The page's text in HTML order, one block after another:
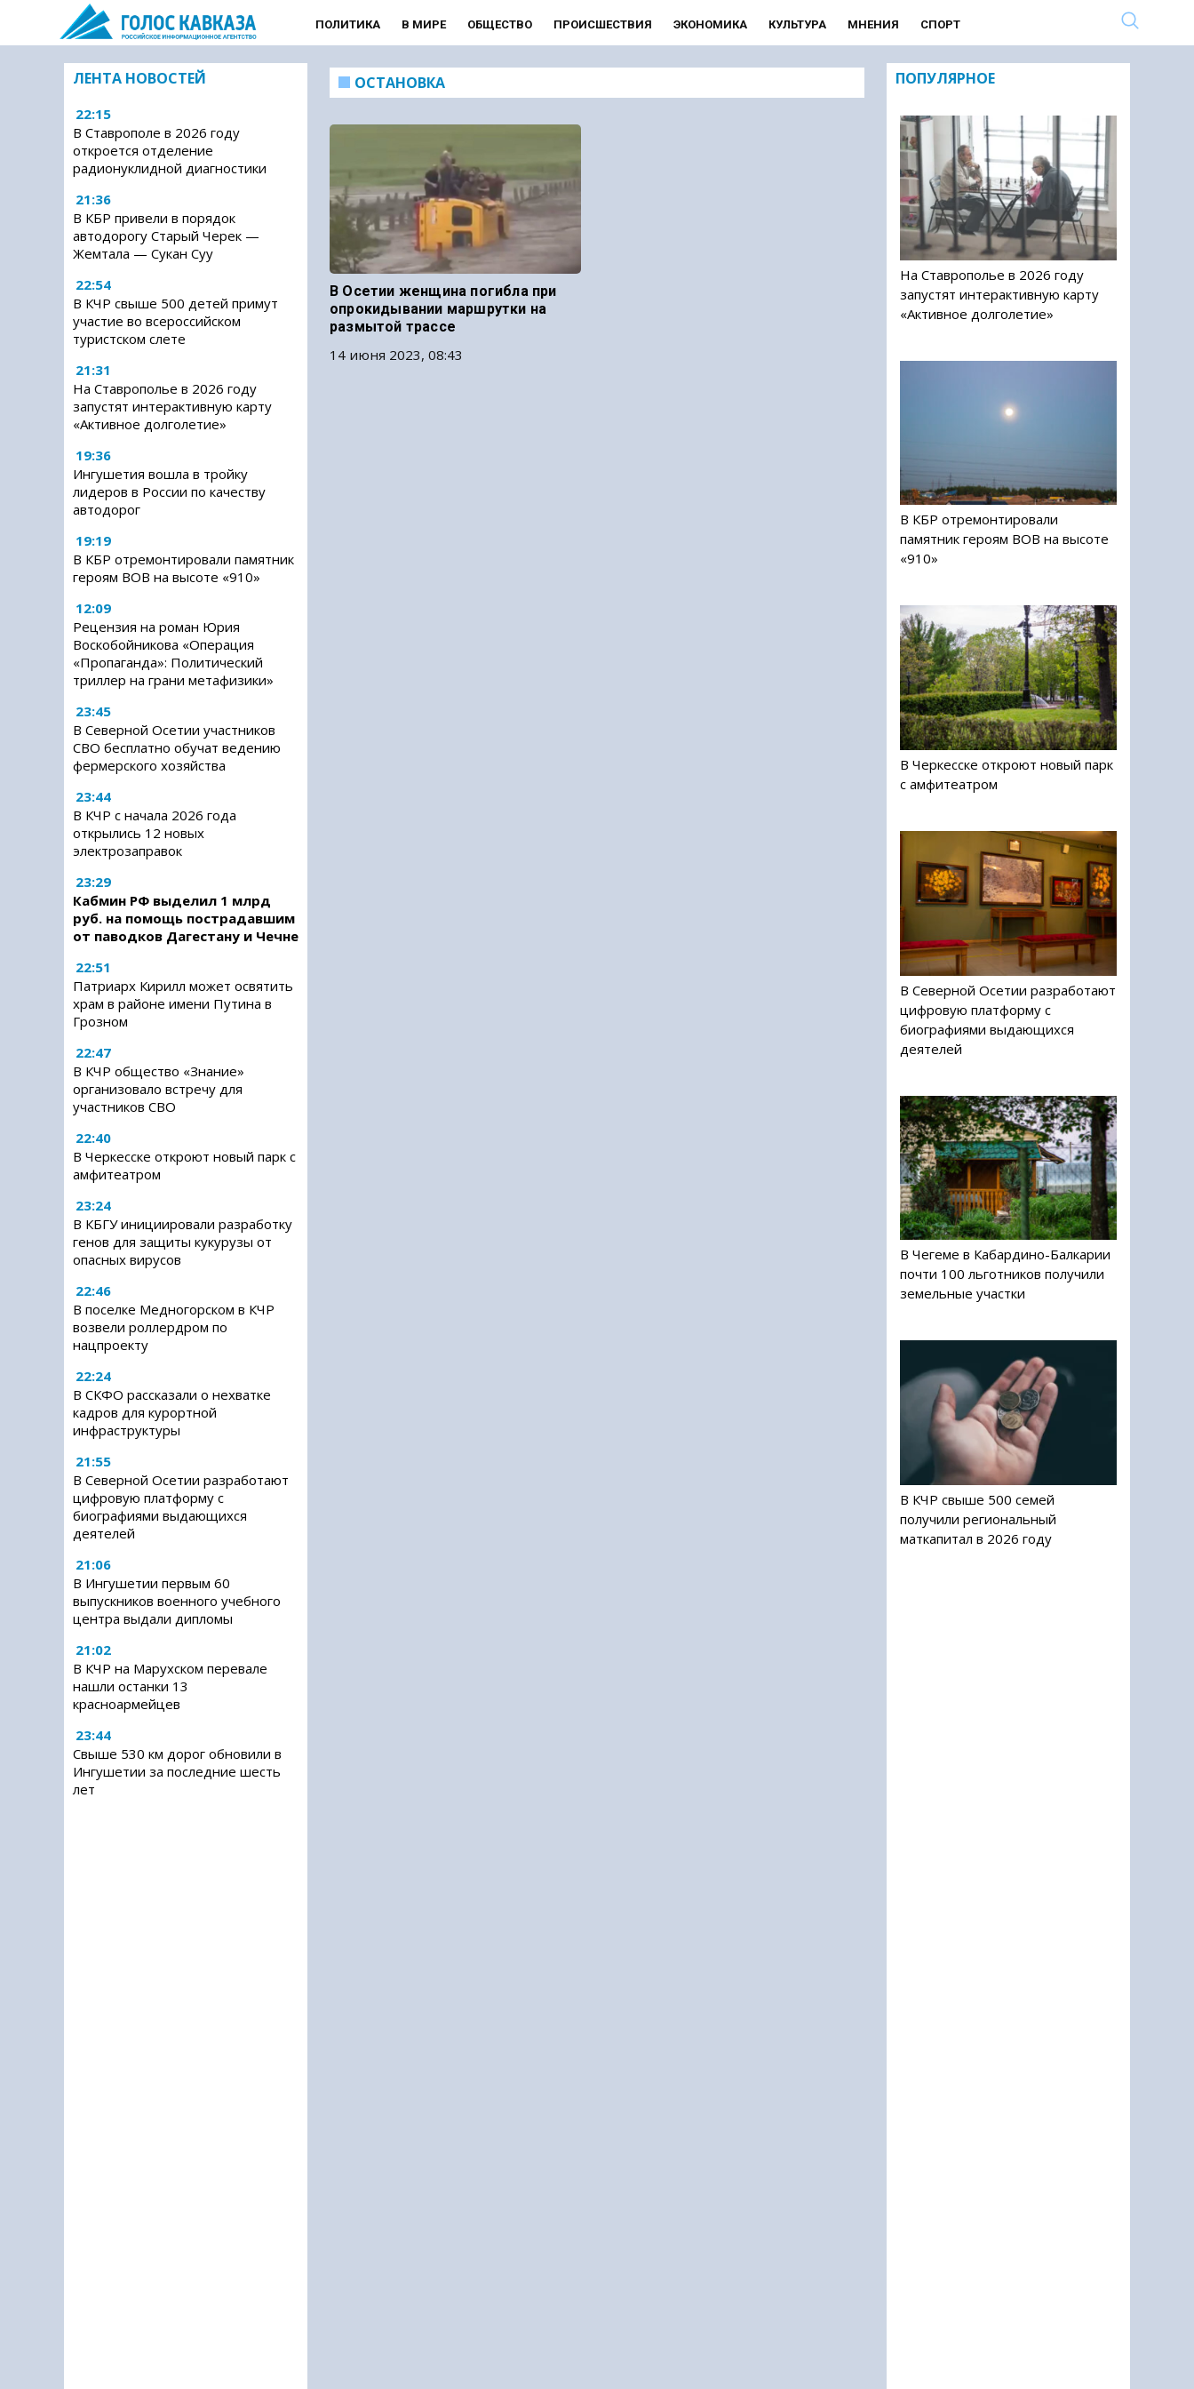
ПОЛИТИКА В МИРЕ ОБЩЕСТВО ПРОИСШЕСТВИЯ ЭКОНОМИКА КУЛЬТУРА МНЕНИЯ СПОРТ
ЛЕНТА НОВОСТЕЙ
22:15
В Ставрополе в 2026 году
откроется отделение
радионуклидной диагностики
21:36
В КБР привели в порядок
автодорогу Старый Черек —
Жемтала — Сукан Суу
22:54
В КЧР свыше 500 детей примут
участие во всероссийском
туристском слете
21:31
На Ставрополье в 2026 году
запустят интерактивную карту
«Активное долголетие»
19:36
Ингушетия вошла в тройку
лидеров в России по качеству
автодорог
19:19
В КБР отремонтировали памятник
героям ВОВ на высоте «910»
12:09
Рецензия на роман Юрия
Воскобойникова «Операция
«Пропаганда»: Политический
триллер на грани метафизики»
23:45
В Северной Осетии участников
СВО бесплатно обучат ведению
фермерского хозяйства
23:44
В КЧР с начала 2026 года
открылись 12 новых
электрозаправок
23:29
Кабмин РФ выделил 1 млрд
руб. на помощь пострадавшим
от паводков Дагестану и Чечне
22:51
Патриарх Кирилл может освятить
храм в районе имени Путина в
Грозном
22:47
В КЧР общество «Знание»
организовало встречу для
участников СВО
22:40
В Черкесске откроют новый парк с
амфитеатром
23:24
В КБГУ инициировали разработку
генов для защиты кукурузы от
опасных вирусов
22:46
В поселке Медногорском в КЧР
возвели роллердром по
нацпроекту
22:24
В СКФО рассказали о нехватке
кадров для курортной
инфраструктуры
21:55
В Северной Осетии разработают
цифровую платформу с
биографиями выдающихся
деятелей
21:06
В Ингушетии первым 60
выпускников военного учебного
центра выдали дипломы
21:02
В КЧР на Марухском перевале
нашли останки 13
красноармейцев
23:44
Свыше 530 км дорог обновили в
Ингушетии за последние шесть
лет
ОСТАНОВКА
В Осетии женщина погибла при
опрокидывании маршрутки на
размытой трассе
14 июня 2023, 08:43
ПОПУЛЯРНОЕ
На Ставрополье в 2026 году
запустят интерактивную карту
«Активное долголетие»
В КБР отремонтировали
памятник героям ВОВ на высоте
«910»
В Черкесске откроют новый парк
с амфитеатром
В Северной Осетии разработают
цифровую платформу с
биографиями выдающихся
деятелей
В Чегеме в Кабардино-Балкарии
почти 100 льготников получили
земельные участки
В КЧР свыше 500 семей
получили региональный
маткапитал в 2026 году